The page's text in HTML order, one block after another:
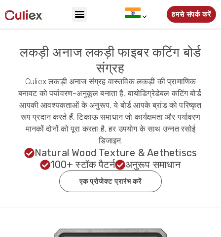
हमसे संपर्क करें
लकड़ी अनाज लकड़ी फाइबर कटिंग बोर्ड
संग्रह
Culiex लकड़ी अनाज संग्रह वास्तविक लकड़ी की प्रामाणिक
बनावट को पर्यावरण-अनुकूल बनाता है, बायोडिग्रेडेबल कटिंग बोर्ड.
आपकी आवश्यकताओं के अनुरूप, ये बोर्ड आपके ब्रांड को परिष्कृत
रूप प्रदान करते हैं, टिकाऊ समाधान जो कार्यक्षमता और पर्यावरण
मानकों दोनों को पूरा करता है, हर उपयोग के साथ उन्नत रसोई
डिजाइन.
Natural Wood Texture & Aethetiscs
100+ स्टॉक पैटर्न
अनुरूप समाधान
एक प्रोजेक्ट प्रारंभ करें